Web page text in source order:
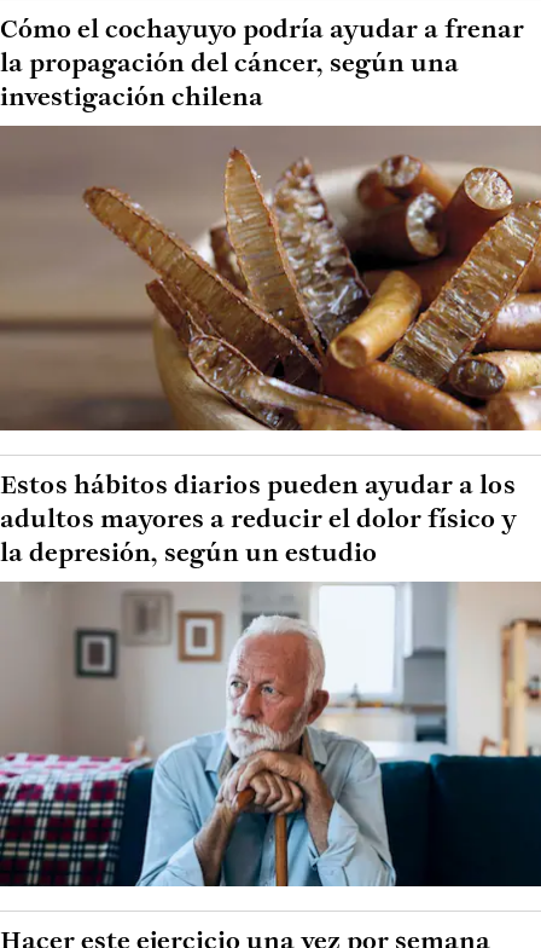
Cómo el cochayuyo podría ayudar a frenar
la propagación del cáncer, según una
investigación chilena
Estos hábitos diarios pueden ayudar a los
adultos mayores a reducir el dolor físico y
la depresión, según un estudio